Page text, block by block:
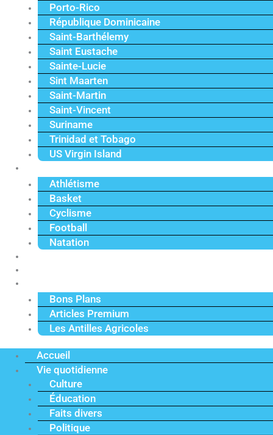
Porto-Rico
République Dominicaine
Saint-Barthélemy
Saint Eustache
Sainte-Lucie
Sint Maarten
Saint-Martin
Saint-Vincent
Suriname
Trinidad et Tobago
US Virgin Island
Athlétisme
Basket
Cyclisme
Football
Natation
Bons Plans
Articles Premium
Les Antilles Agricoles
Accueil
Vie quotidienne
Culture
Éducation
Faits divers
Politique